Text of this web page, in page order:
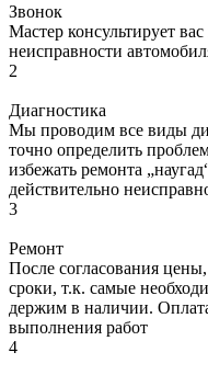
Звонок
Мастер консультирует
неисправности
2
Диагностика
Мы проводим все виды
точно определить
избежать ремонта
действительно
3
Ремонт
После согласования
сроки, т.к. самые
держим в наличии.
выполнения работ
4